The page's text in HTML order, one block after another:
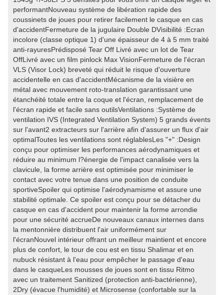
performantNouveau système de libération rapide des
coussinets de joues pour retirer facilement le casque en cas
d'accidentFermeture de la jugulaire Double DVisibilité :Ecran
incolore (classe optique 1) d'une épaisseur de 4 à 5 mm traité
anti-rayuresPrédisposé Tear Off Livré avec un lot de Tear
OffLivré avec un film pinlock Max VisionFermeture de l'écran
VLS (Visor Lock) breveté qui réduit le risque d'ouverture
accidentelle en cas d'accidentMécanisme de la visière en
métal avec mouvement roto-translation garantissant une
étanchéité totale entre la coque et l'écran, remplacement de
l'écran rapide et facile sans outilsVentilations :Système de
ventilation IVS (Integrated Ventilation System) 5 grands évents
sur l'avant2 extracteurs sur l'arrière afin d'assurer un flux d'air
optimalToutes les ventilations sont réglablesLes "+" :Design
conçu pour optimiser les performances aérodynamiques et
réduire au minimum l?énergie de l'impact canalisée vers la
clavicule, la forme arrière est optimisée pour minimiser le
contact avec votre tenue dans une position de conduite
sportiveSpoiler qui optimise l'aérodynamisme et assure une
stabilité optimale. Ce spoiler est conçu pour se détacher du
casque en cas d'accident pour maintenir la forme arrondie
pour une sécurité accrueDe nouveaux canaux internes dans
la mentonnière distribuent l'air uniformément sur
l'écranNouvel intérieur offrant un meilleur maintient et encore
plus de confort, le tour de cou est en tissu Shalimar et en
nubuck résistant à l'eau pour empêcher le passage d'eau
dans le casqueLes mousses de joues sont en tissu Ritmo
avec un traitement Sanitized (protection anti-bactérienne),
2Dry (évacue l'humidité) et Microsense (confortable sur la